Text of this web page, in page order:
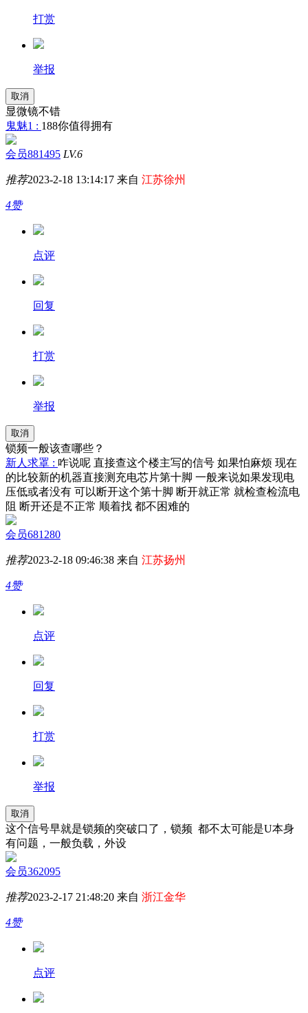
打赏
举报
取消
显微镜不错
鬼魅1 : 188你值得拥有
会员881495 LV.6
推荐2023-2-18 13:14:17 来自 江苏徐州
4赞
点评
回复
打赏
举报
取消
锁频一般该查哪些？
新人求罩 : 咋说呢 直接查这个楼主写的信号 如果怕麻烦 现在
的比较新的机器直接测充电芯片第十脚 一般来说如果发现电
压低或者没有 可以断开这个第十脚 断开就正常 就检查检流电
阻 断开还是不正常 顺着找 都不困难的
会员681280
推荐2023-2-18 09:46:38 来自 江苏扬州
4赞
点评
回复
打赏
举报
取消
这个信号早就是锁频的突破口了，锁频 都不太可能是U本身
有问题，一般负载，外设
会员362095
推荐2023-2-17 21:48:20 来自 浙江金华
4赞
点评